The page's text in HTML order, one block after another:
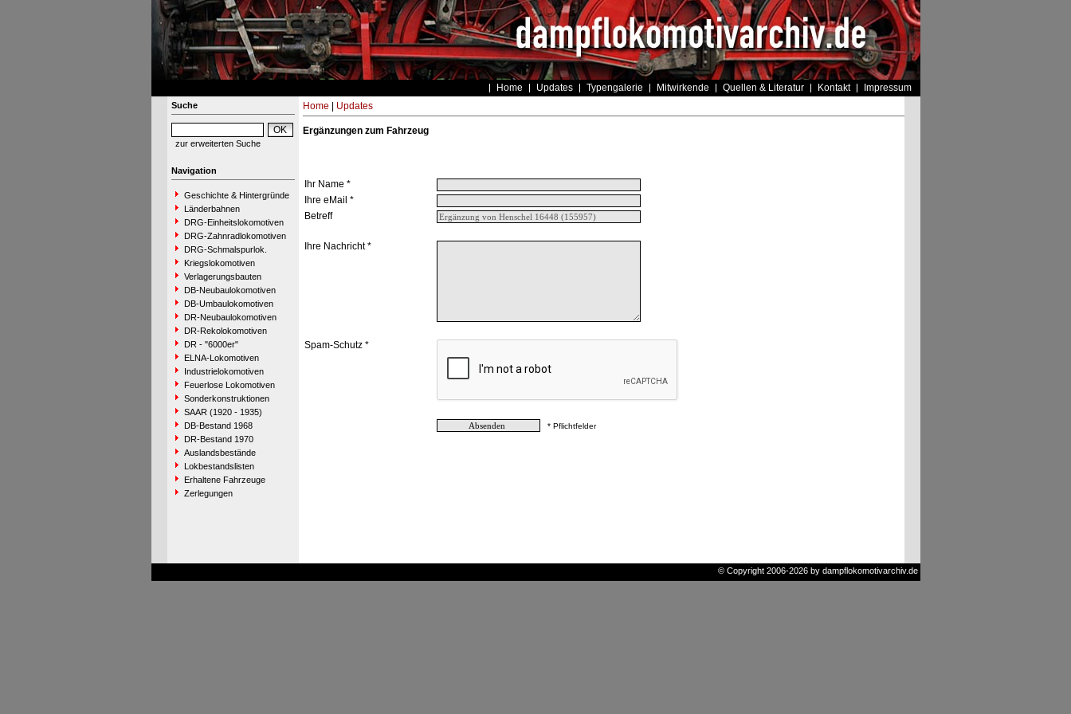
Home Updates Typengalerie Mitwirkende Quellen & Literatur Kontakt Impressum
Suche
zur erweiterten Suche
Navigation
Geschichte & Hintergründe
Länderbahnen
DRG-Einheitslokomotiven
DRG-Zahnradlokomotiven
DRG-Schmalspurlok.
Kriegslokomotiven
Verlagerungsbauten
DB-Neubaulokomotiven
DB-Umbaulokomotiven
DR-Neubaulokomotiven
DR-Rekolokomotiven
DR - "6000er"
ELNA-Lokomotiven
Industrielokomotiven
Feuerlose Lokomotiven
Sonderkonstruktionen
SAAR (1920 - 1935)
DB-Bestand 1968
DR-Bestand 1970
Auslandsbestände
Lokbestandslisten
Erhaltene Fahrzeuge
Zerlegungen
Home Updates
Ergänzungen zum Fahrzeug
Ihr Name *
Ihre eMail *
Betreff
Ihre Nachricht *
Spam-Schutz *
* Pflichtfelder
© Copyright 2006-2026 by dampflokomotivarchiv.de